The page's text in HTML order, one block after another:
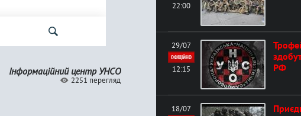
22:00
29/07
ОФІЦІЙНО
12:15
РФ
18/07
Інформаційний центр УНСО
2251 перегляд